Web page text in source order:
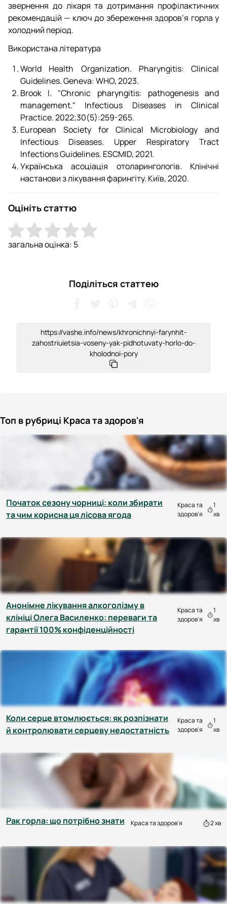
звернення до лікаря та дотримання профілактичних
рекомендацій — ключ до збереження здоров’я горла у
холодний період.
Використана література
World Health Organization. Pharyngitis: Clinical
Guidelines. Geneva: WHO, 2023.
Brook I. "Chronic pharyngitis: pathogenesis and
management." Infectious Diseases in Clinical
Practice. 2022;30(5):259-265.
European Society for Clinical Microbiology and
Infectious Diseases. Upper Respiratory Tract
Infections Guidelines. ESCMID, 2021.
Українська асоціація отоларингологів. Клінічні
настанови з лікування фарингіту. Київ, 2020.
Оцініть статтю
загальна оцінка: 5
Поділіться статтею
https://vashe.info/news/khronichnyi-farynhit-
zahostriuietsia-voseny-yak-pidhotuvaty-horlo-do-
kholodnoi-pory
Топ в рубриці Краса та здоров'я
Початок сезону чорниці: коли збирати
та чим корисна ця лісова ягода
Краса та
здоров'я
1
хв
Анонімне лікування алкоголізму в
клініці Олега Василенко: переваги та
гарантії 100% конфіденційності
Краса та
здоров'я
1
хв
Коли серце втомлюється: як розпізнати
й контролювати серцеву недостатність
Краса та
здоров'я
1
хв
Рак горла: що потрібно знати Краса та здоров'я 2 хв